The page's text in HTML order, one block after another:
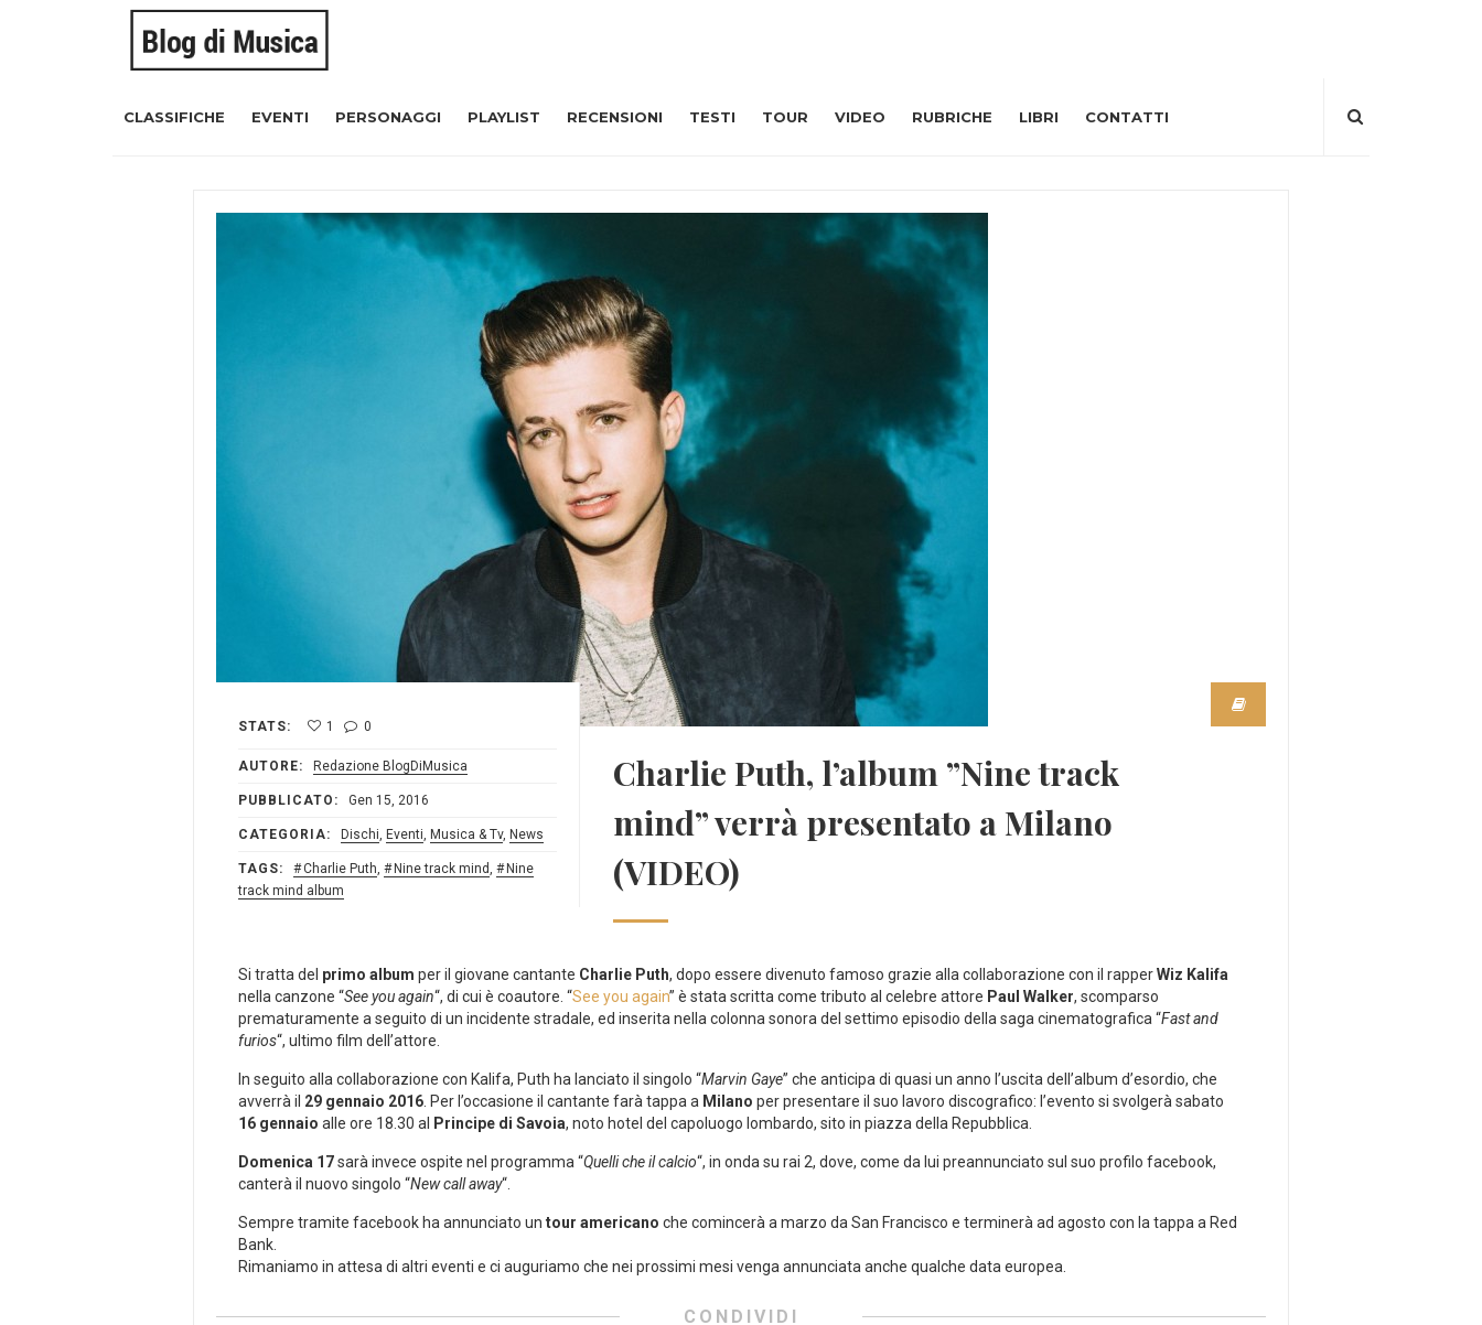
CLASSIFICHE EVENTI PERSONAGGI PLAYLIST RECENSIONI TESTI TOUR VIDEO RUBRICHE LIBRI CONTATTI
STATS: 1 0
AUTORE: Redazione BlogDiMusica
PUBBLICATO: Gen 15, 2016
CATEGORIA: Dischi, Eventi, Musica & Tv, News
TAGS: Charlie Puth, Nine track mind,
Nine
track mind album
Charlie Puth, l’album ”Nine track
mind” verrà presentato a Milano
(VIDEO)
Si tratta del primo album per il giovane cantante Charlie Puth, dopo essere divenuto famoso grazie alla collaborazione con il rapperWiz Kalifa
nella canzone “See you again“, di cui è coautore. “See you again” è stata scritta come tributo al celebre attore Paul Walker, scomparso
prematuramente a seguito di un incidente stradale, ed inserita nella colonna sonora del settimo episodio della saga cinematografica “Fast and
furios“, ultimo film dell’attore.
In seguito alla collaborazione con Kalifa, Puth ha lanciato il singolo “Marvin Gaye” che anticipa di quasi un anno l’uscita dell’album d’esordio, che
avverrà il 29 gennaio 2016. Per l’occasione il cantante farà tappa a Milano per presentare il suo lavoro discografico: l’evento si svolgerà sabato
16 gennaio alle ore 18.30 al Principe di Savoia, noto hotel del capoluogo lombardo, sito in piazza della Repubblica.
Domenica 17sarà invece ospite nel programma “Quelli che il calcio“, in onda su rai 2, dove, come da lui preannunciato sul suo profilo facebook,
canterà il nuovo singolo “New call away“.
Sempre tramite facebook ha annunciato un tour americano che comincerà a marzo da San Francisco e terminerà ad agosto con la tappa a Red
Bank.
Rimaniamo in attesa di altri eventi e ci auguriamo che nei prossimi mesi venga annunciata anche qualche data europea.
CONDIVIDI